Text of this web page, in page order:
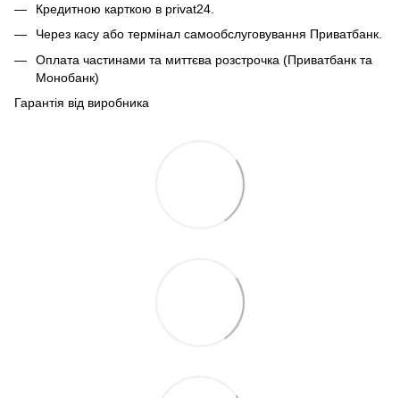
Кредитною карткою в privat24.
Через касу або термінал самообслуговування Приватбанк.
Оплата частинами та миттєва розстрочка (Приватбанк та
Монобанк)
Гарантія від виробника